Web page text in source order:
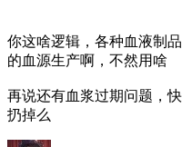
你这啥逻辑，各种血液制
的血源生产啊，不然用啥
再说还有血浆过期问题，
扔掉么